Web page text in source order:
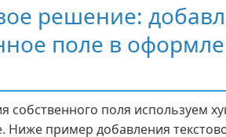
решение:
поле в
собственного поля используем
Ниже пример добавления